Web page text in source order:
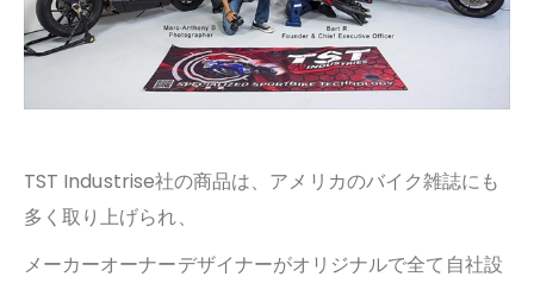
TST Industrise社の商品は、アメリカのバイク雑誌にも
多く取り上げられ、
メーカーオーナーデザイナーがオリジナルで全て自社設